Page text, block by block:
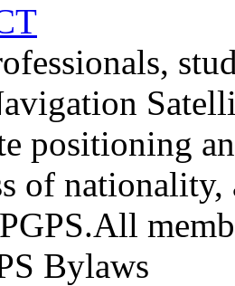
positioning
of nationality,
Bylaws